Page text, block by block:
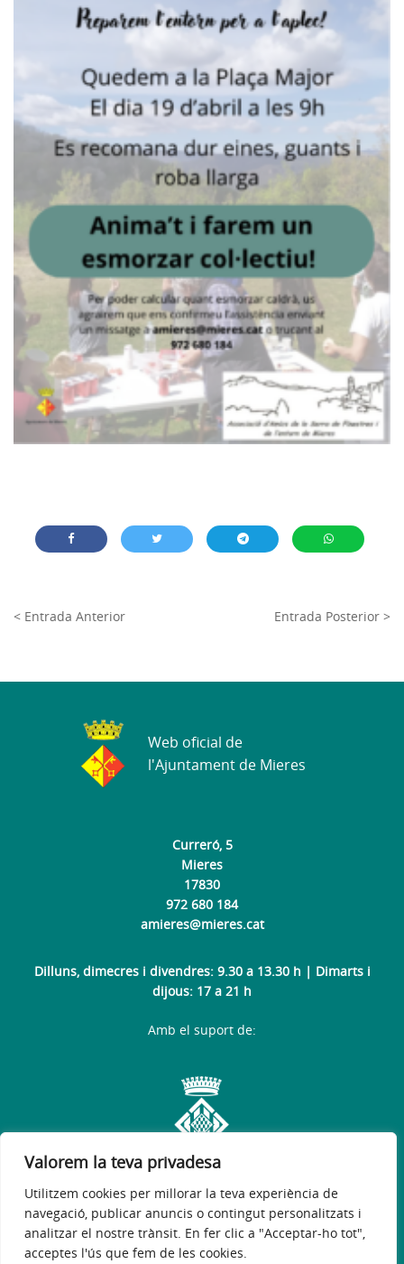
Valorem la teva privadesa
Utilitzem cookies per millorar la teva experiència de
navegació, publicar anuncis o contingut personalitzats i
analitzar el nostre trànsit. En fer clic a "Acceptar-ho tot",
acceptes l'ús que fem de les cookies.
< Entrada Anterior Entrada Posterior >
Curreró, 5
Mieres
17830
972 680 184
amieres@mieres.cat
Dilluns, dimecres i divendres: 9.30 a 13.30 h | Dimarts i
dijous: 17 a 21 h
Web oficial de
l'Ajuntament de Mieres
Avís legal Política de privacitat
Amb el suport de: